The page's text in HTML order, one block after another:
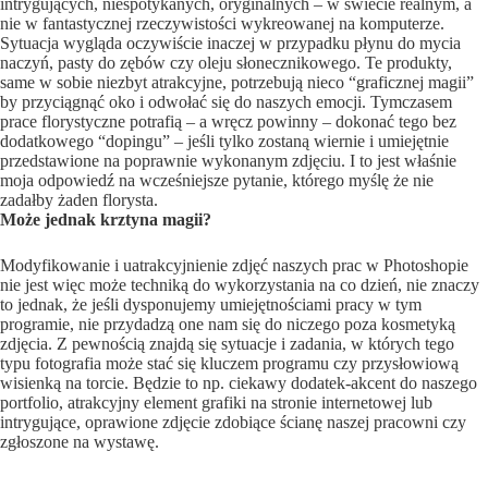
intrygujących, niespotykanych, oryginalnych – w świecie realnym, a
nie w fantastycznej rzeczywistości wykreowanej na komputerze.
Sytuacja wygląda oczywiście inaczej w przypadku płynu do mycia
naczyń, pasty do zębów czy oleju słonecznikowego. Te produkty,
same w sobie niezbyt atrakcyjne, potrzebują nieco “graficznej magii”
by przyciągnąć oko i odwołać się do naszych emocji. Tymczasem
prace florystyczne potrafią – a wręcz powinny – dokonać tego bez
dodatkowego “dopingu” – jeśli tylko zostaną wiernie i umiejętnie
przedstawione na poprawnie wykonanym zdjęciu. I to jest właśnie
moja odpowiedź na wcześniejsze pytanie, którego myślę że nie
zadałby żaden florysta.
Może jednak krztyna magii?
Modyfikowanie i uatrakcyjnienie zdjęć naszych prac w Photoshopie
nie jest więc może techniką do wykorzystania na co dzień, nie znaczy
to jednak, że jeśli dysponujemy umiejętnościami pracy w tym
programie, nie przydadzą one nam się do niczego poza kosmetyką
zdjęcia. Z pewnością znajdą się sytuacje i zadania, w których tego
typu fotografia może stać się kluczem programu czy przysłowiową
wisienką na torcie. Będzie to np. ciekawy dodatek-akcent do naszego
portfolio, atrakcyjny element grafiki na stronie internetowej lub
intrygujące, oprawione zdjęcie zdobiące ścianę naszej pracowni czy
zgłoszone na wystawę.